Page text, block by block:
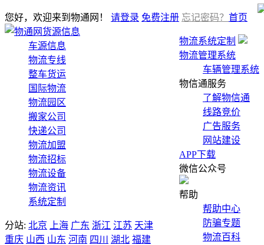
您好，欢迎来到物通网！ 请登录 免费注册 忘记密码？
物流系统定制
物流管理系统
车辆管理系统
物信通服务
了解物信通
线路竞价
广告服务
网站建设
APP下载
微信公众号
帮助
帮助中心
防骗专题
物流百科
首页
货源信息
车源信息
物流专线
整车货运
国际物流
物流园区
搬家公司
快递公司
物流加盟
物流招标
物流设备
物流资讯
系统定制
分站: 北京 上海 广东 浙江 江苏 天津
重庆 山西 山东 河南 四川 湖北 福建